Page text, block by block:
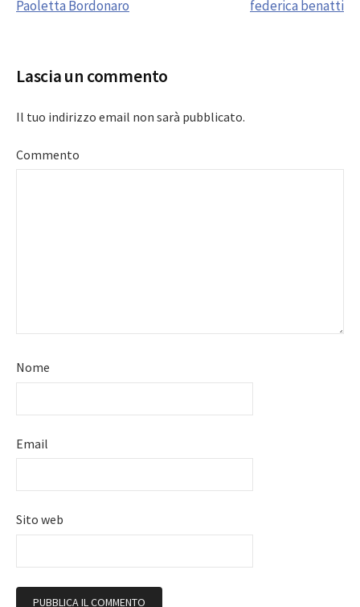
Paoletta Bordonaro federica benatti
Lascia un commento
Il tuo indirizzo email non sarà pubblicato.
Commento
Nome
Email
Sito web